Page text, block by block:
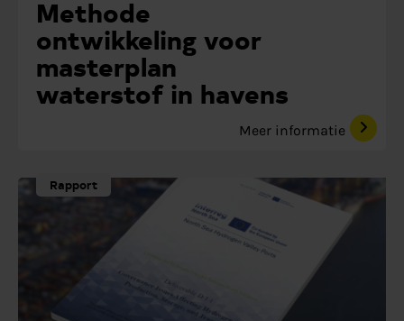
Methode
ontwikkeling voor
masterplan
waterstof in havens
Meer informatie
Rapport